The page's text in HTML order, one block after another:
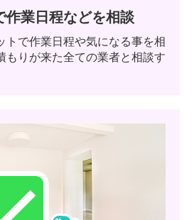
作業日程などを相談
トで作業日程や気になる事を相
もりが来た全ての業者と相談す